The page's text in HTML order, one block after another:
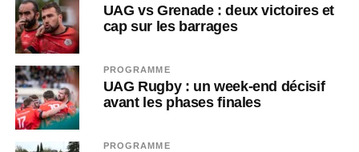
UAG vs Grenade : deux victoires et
cap sur les barrages
PROGRAMME
UAG Rugby : un week-end décisif
avant les phases finales
PROGRAMME